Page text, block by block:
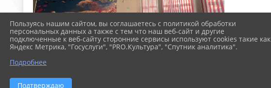
Пользуясь нашим сайтом, вы соглашаетесь с политикой обработки
персональных данных а также с тем что наш веб-сайт и другие
подключенные к веб-сайту сторонние сервисы используют cookies такие как
Яндекс Метрика, "Госуслуги", "PRO.Культура", "Спутник аналитика".
Подробнее
Подтверждаю